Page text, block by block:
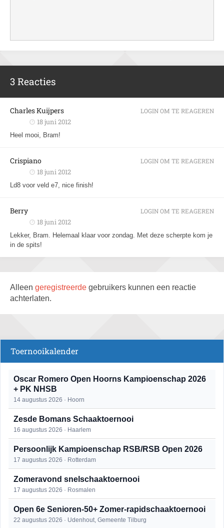
3 Reacties
Charles Kuijpers
18 juni 2012
Heel mooi, Bram!
LOGIN OM TE REAGEREN
Crispiano
18 juni 2012
Ld8 voor veld e7, nice finish!
LOGIN OM TE REAGEREN
Berry
18 juni 2012
Lekker, Bram. Helemaal klaar voor zondag. Met deze scherpte kom je
in de spits!
LOGIN OM TE REAGEREN
Alleen geregistreerde gebruikers kunnen een reactie
achterlaten.
Toernooikalender
Oscar Romero Open Hoorns Kampioenschap 2026
+ PK NHSB
14 augustus 2026 · Hoorn
Zesde Bomans Schaaktoernooi
16 augustus 2026 · Haarlem
Persoonlijk Kampioenschap RSB/RSB Open 2026
17 augustus 2026 · Rotterdam
Zomeravond snelschaaktoernooi
17 augustus 2026 · Rosmalen
Open 6e Senioren-50+ Zomer-rapidschaaktoernooi
22 augustus 2026 · Udenhout, Gemeente Tilburg